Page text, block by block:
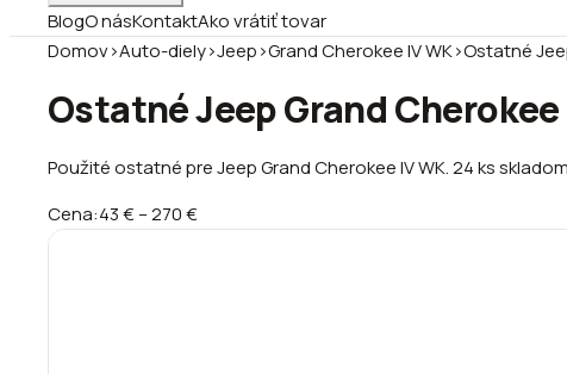
BlogO násKontaktAko vrátiť tovar
Domov›Auto-diely›Jeep›Grand Cherokee IV WK›Ostatné
Ostatné Jeep Grand Cherokee
Použité ostatné pre Jeep Grand Cherokee IV WK. 24 ks
Cena:43 €–270 €